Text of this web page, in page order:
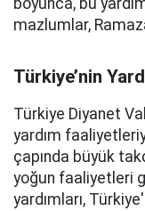
boyunca, bu
mazlumlar,
Türkiye’nin
Türkiye Diyanet
yardım
çapında büyük
yoğun faaliyetleri
yardımları,